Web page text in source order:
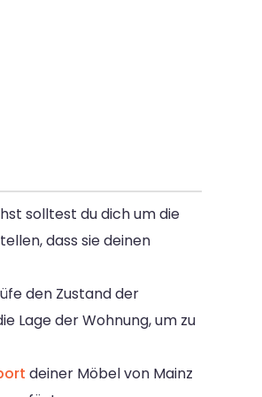
solltest du dich um die
dass sie deinen
den Zustand der
Lage der Wohnung, um zu
deiner Möbel von Mainz